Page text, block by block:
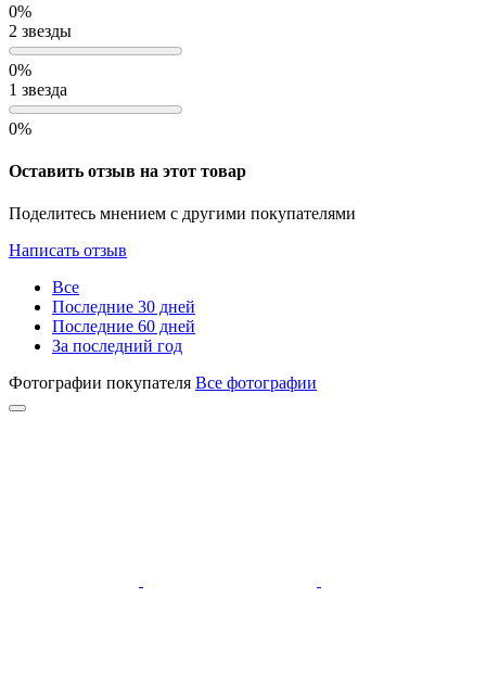
0%
2 звезды
0%
1 звезда
0%
Оставить отзыв на этот товар
Поделитесь мнением с другими покупателями
Написать отзыв
Все
Последние 30 дней
Последние 60 дней
За последний год
Фотографии покупателя Все фотографии